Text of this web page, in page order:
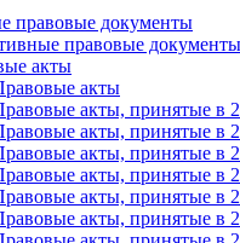
правовые документы
правовые документы
акты
акты
акты, принятые в
акты, принятые в
акты, принятые в
акты, принятые в
акты, принятые в
акты, принятые в